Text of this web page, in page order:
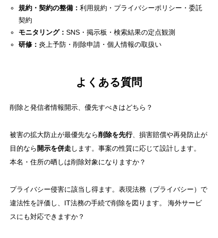
規約・契約の整備：利用規約・プライバシーポリシー・委託
契約
モニタリング：SNS・掲示板・検索結果の定点観測
研修：炎上予防・削除申請・個人情報の取扱い
よくある質問
削除と発信者情報開示、優先すべきはどちら？
被害の拡大防止が最優先なら削除を先行、損害賠償や再発防止が
目的なら 開示を併走します。事案の性質に応じて設計します。
本名・住所の晒しは削除対象になりますか？
プライバシー侵害に該当し得ます。 表現法務（プライバシー） で
違法性を評価し、IT法務の手続で削除を図ります。 海外サービ
スにも対応できますか？